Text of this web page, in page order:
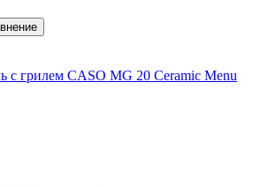
с грилем CASO MG 20 Ceramic Menu